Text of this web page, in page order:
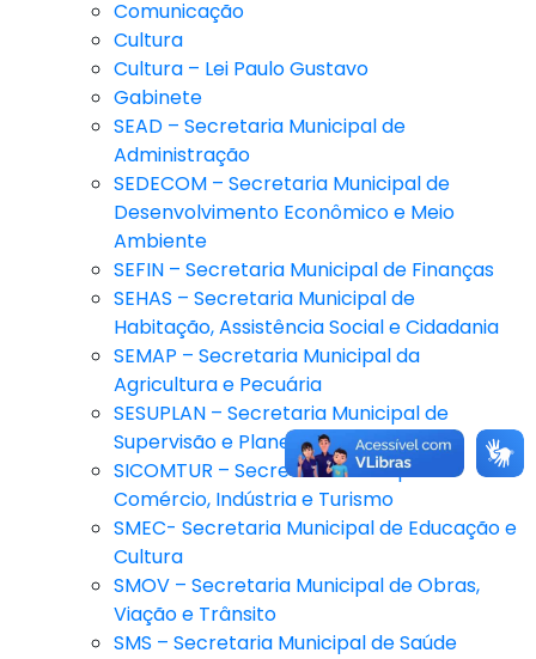
Comunicação
Cultura
Cultura – Lei Paulo Gustavo
Gabinete
SEAD – Secretaria Municipal de
Administração
SEDECOM – Secretaria Municipal de
Desenvolvimento Econômico e Meio
Ambiente
SEFIN – Secretaria Municipal de Finanças
SEHAS – Secretaria Municipal de
Habitação, Assistência Social e Cidadania
SEMAP – Secretaria Municipal da
Agricultura e Pecuária
SESUPLAN – Secretaria Municipal de
Supervisão e Planejamento
SICOMTUR – Secretaria Municipal de
Comércio, Indústria e Turismo
SMEC- Secretaria Municipal de Educação e
Cultura
SMOV – Secretaria Municipal de Obras,
Viação e Trânsito
SMS – Secretaria Municipal de Saúde